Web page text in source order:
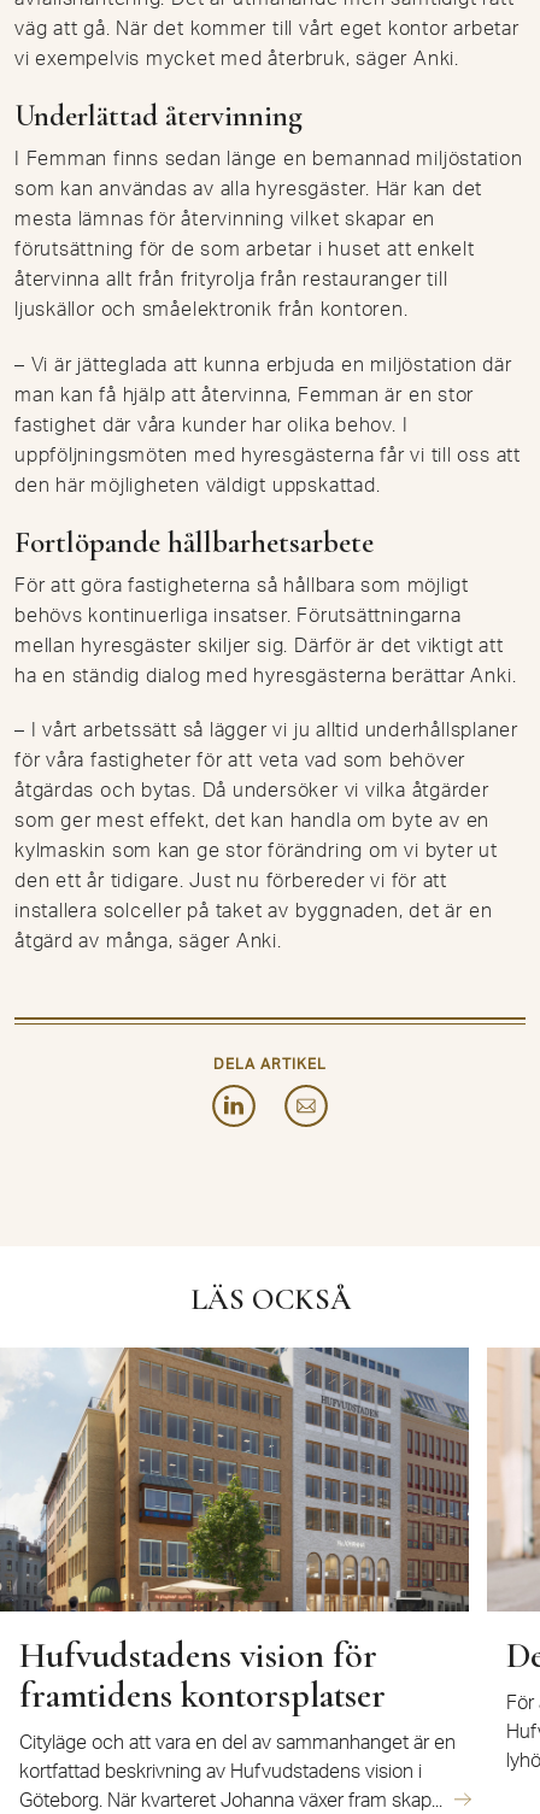
väg att gå. När det kommer till vårt eget kontor arbetar
vi exempelvis mycket med återbruk, säger Anki.
Underlättad återvinning
I Femman finns sedan länge en bemannad miljöstation
som kan användas av alla hyresgäster. Här kan det
mesta lämnas för återvinning vilket skapar en
förutsättning för de som arbetar i huset att enkelt
återvinna allt från frityrolja från restauranger till
ljuskällor och småelektronik från kontoren.
– Vi är jätteglada att kunna erbjuda en miljöstation där
man kan få hjälp att återvinna, Femman är en stor
fastighet där våra kunder har olika behov. I
uppföljningsmöten med hyresgästerna får vi till oss att
den här möjligheten väldigt uppskattad.
Fortlöpande hållbarhetsarbete
För att göra fastigheterna så hållbara som möjligt
behövs kontinuerliga insatser. Förutsättningarna
mellan hyresgäster skiljer sig. Därför är det viktigt att
ha en ständig dialog med hyresgästerna berättar Anki.
– I vårt arbetssätt så lägger vi ju alltid underhållsplaner
för våra fastigheter för att veta vad som behöver
åtgärdas och bytas. Då undersöker vi vilka åtgärder
som ger mest effekt, det kan handla om byte av en
kylmaskin som kan ge stor förändring om vi byter ut
den ett år tidigare. Just nu förbereder vi för att
installera solceller på taket av byggnaden, det är en
åtgärd av många, säger Anki.
DELA ARTIKEL
LÄS OCKSÅ
Hufvudstadens vision för
framtidens kontorsplatser
Cityläge och att vara en del av sammanhanget är en
kortfattad beskrivning av Hufvudstadens vision i
Göteborg. När kvarteret Johanna växer fram skap...
För